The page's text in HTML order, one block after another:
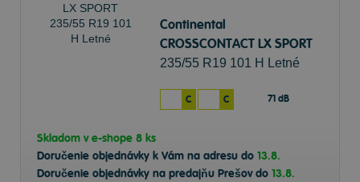
Continental
CROSSCONTACT LX SPORT
235/55 R19 101 H Letné
C C 71 dB
Skladom ve-shope 8 ks
Doručenie objednávky k Vám na adresu do 13.8.
Doručenie objednávky na predajňu Prešov do 13.8.